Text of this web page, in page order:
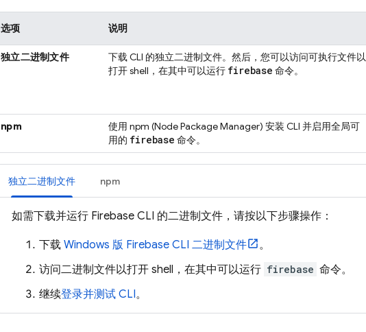
选项 说明
独立二进制文件
下载 CLI 的独立二进制文件。然后，您可以访问可执行文件以
打开 shell，在其中可以运行 firebase 命令。
npm
使用 npm (Node Package Manager) 安装 CLI 并启用全局可
用的 firebase 命令。
独立二进制文件 npm
如需下载并运行 Firebase CLI 的二进制文件，请按以下步骤操作：
下载 Windows 版 Firebase CLI 二进制文件
。
访问二进制文件以打开 shell，在其中可以运行 firebase 命令。
继续登录并测试 CLI。